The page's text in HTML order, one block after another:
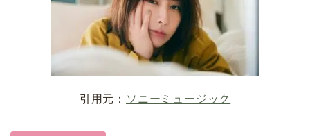
引用元： ソニーミュージック